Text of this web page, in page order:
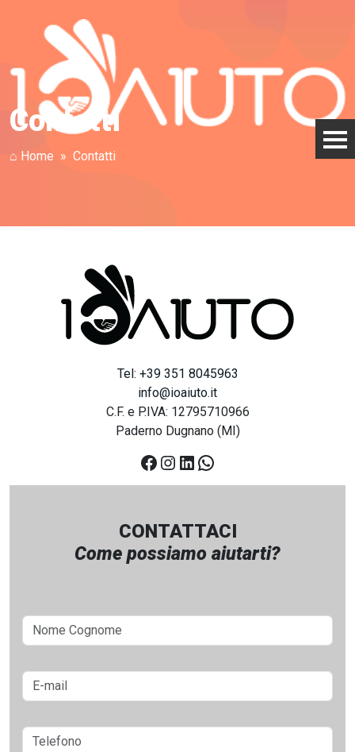
Contatti
⌂ Home Contatti
Tel: +39 351 8045963
info@ioaiuto.it
C.F. e P.IVA: 12795710966
Paderno Dugnano (MI)
Facebook
Instagram
LinkedIn
WhatsApp
CONTATTACI
Come possiamo aiutarti?